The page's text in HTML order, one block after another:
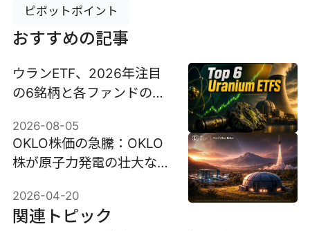
ピボットポイント
おすすめの記事
ウランETF、2026年注目
の6銘柄と各ファンドの実
2026-08-05
OKLO株価の急騰：OKLO
株が原子力発電の壮大な展
由
2026-04-20
関連トピック